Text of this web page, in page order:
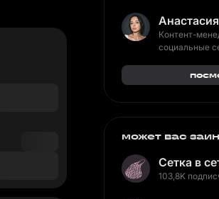
Контент-
социальные
может вас
Сетка в
103,8K